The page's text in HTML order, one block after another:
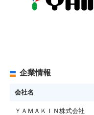
企業情報
会社名
ＹＡＭＡＫＩＮ株式会社